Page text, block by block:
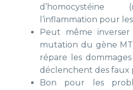
l’inflammation pour
Peut même
mutation du gène
répare les
déclenchent des faux
Bon pour les